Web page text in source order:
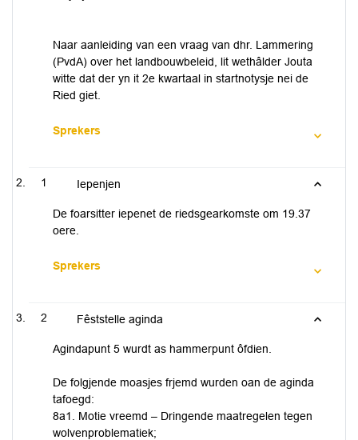
Naar aanleiding van een vraag van dhr. Lammering
(PvdA) over het landbouwbeleid, lit wethâlder Jouta
witte dat der yn it 2e kwartaal in startnotysje nei de
Ried giet.
Sprekers
1 Iepenjen
De foarsitter iepenet de riedsgearkomste om 19.37​
oere.
Sprekers
2 Fêststelle aginda
Agindapunt 5 wurdt as hammerpunt ôfdien.
De folgjende moasjes frjemd wurden oan de aginda
tafoegd:
8a1. Motie vreemd – Dringende maatregelen tegen
wolvenproblematiek;